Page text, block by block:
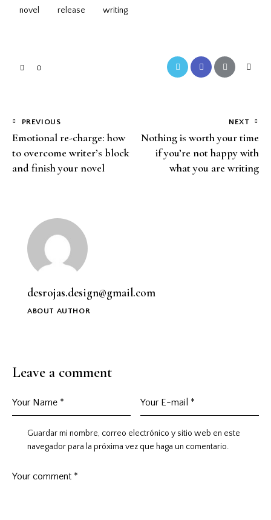
novel release writing
0
PREVIOUS
Emotional re-charge: how
to overcome writer’s block
and finish your novel
NEXT
Nothing is worth your time
if you’re not happy with
what you are writing
desrojas.design@gmail.com
ABOUT AUTHOR
Leave a comment
Guardar mi nombre, correo electrónico y sitio web en este
navegador para la próxima vez que haga un comentario.